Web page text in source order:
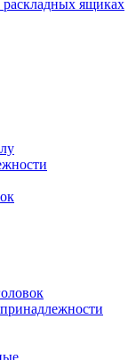
ящиках